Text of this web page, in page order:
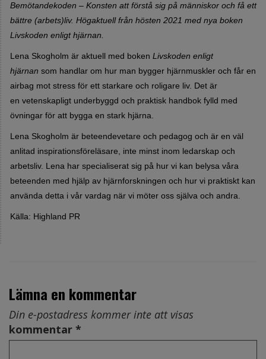
Bemötandekoden – Konsten att förstå sig på människor och få ett
bättre (arbets)liv. Högaktuell från hösten 2021 med nya boken
Livskoden enligt hjärnan.
Lena Skogholm är aktuell med boken Livskoden enligt
hjärnan som handlar om hur man bygger hjärnmuskler och får en
airbag mot stress för ett starkare och roligare liv. Det är
en vetenskapligt underbyggd och praktisk handbok fylld med
övningar för att bygga en stark hjärna.
Lena Skogholm är beteendevetare och pedagog och är en väl
anlitad inspirationsföreläsare, inte minst inom ledarskap och
arbetsliv. Lena har specialiserat sig på hur vi kan belysa våra
beteenden med hjälp av hjärnforskningen och hur vi praktiskt kan
använda detta i vår vardag när vi möter oss själva och andra.
Källa: Highland PR
Lämna en kommentar
Din e-postadress kommer inte att visas
kommentar *